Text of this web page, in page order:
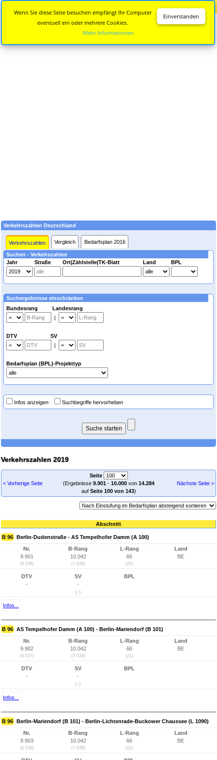
Verkehrszahlen Deutschland
Verkehrszahlen Vergleich Bedarfsplan 2016
Suchen - Verkehszahlen
Jahr
Straße Ort|Zählstelle|TK-Blatt Land BPL
Suchergebnisse einschränken
Bundesrang Landesrang
|
DTV SV
|
Bedarfsplan (BPL)-Projekttyp
Infos anzeigen Suchbegriffe hervorheben
Verkehrszahlen 2019
< Vorherige Seite
Seite
(Ergebnisse 9.901- 10.000von 14.284
auf Seite 100 von 143)
Nächste Seite >
Abschnitt
B 96 Berlin-Dudenstraße - AS Tempelhofer Damm (A 100)
Nr.
9.901
(8.536)
B-Rang
10.042
(7.638)
L-Rang
66
(21)
Land
BE
DTV
-
SV
-
(-)
BPL
Infos...
B 96 AS Tempelhofer Damm (A 100) - Berlin-Mariendorf (B 101)
Nr.
9.902
(8.537)
B-Rang
10.042
(7.638)
L-Rang
66
(21)
Land
BE
DTV
-
SV
-
(-)
BPL
Infos...
B 96 Berlin-Mariendorf (B 101) - Berlin-Lichtenrade-Buckower Chaussee (L 1090)
Nr.
9.903
(8.538)
B-Rang
10.042
(7.638)
L-Rang
66
(21)
Land
BE
Einverstanden
Wenn Sie diese Seite besuchen empfängt Ihr Computer
eventuell ein oder mehrere Cookies.
Mehr Informationen